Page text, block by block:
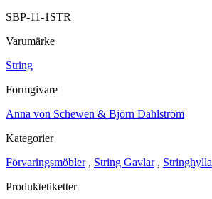
SBP-11-1STR
Varumärke
String
Formgivare
Anna von Schewen & Björn Dahlström
Kategorier
Förvaringsmöbler, String Gavlar, Stringhylla
Produktetiketter